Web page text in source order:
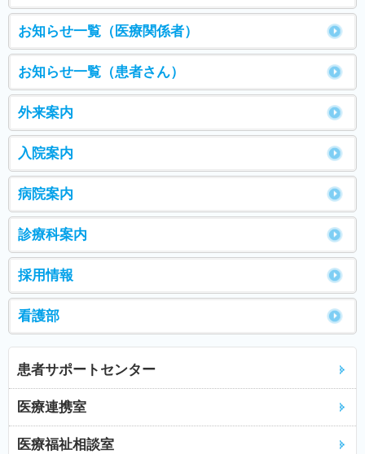
お知らせ一覧（医療関係者）
お知らせ一覧（患者さん）
外来案内
入院案内
病院案内
診療科案内
採用情報
看護部
患者サポートセンター
医療連携室
医療福祉相談室